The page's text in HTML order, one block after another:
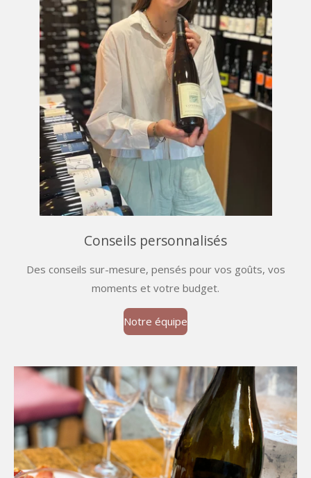
Conseils personnalisés
Des conseils sur-mesure, pensés pour vos goûts, vos
moments et votre budget.
Notre équipe